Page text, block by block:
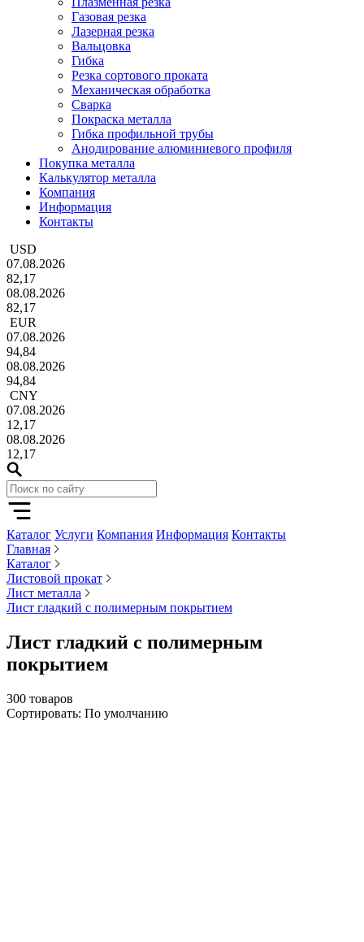
Газовая резка
Лазерная резка
Вальцовка
Гибка
Резка сортового проката
Механическая обработка
Сварка
Покраска металла
Гибка профильной трубы
Анодирование алюминиевого профиля
Покупка металла
Калькулятор металла
Компания
Информация
Контакты
USD
07.08.2026
82,17
08.08.2026
82,17
EUR
07.08.2026
94,84
08.08.2026
94,84
CNY
07.08.2026
12,17
08.08.2026
12,17
Каталог Услуги Компания Информация Контакты
Главная
Каталог
Листовой прокат
Лист металла
Лист гладкий с полимерным покрытием
Лист гладкий с полимерным
покрытием
300 товаров
Сортировать: По умолчанию